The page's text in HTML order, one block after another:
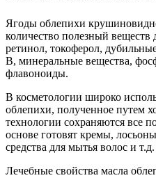
Ягоды облепихи
количество полезный
ретинол, токоферол,
В, минеральные вещества,
флавоноиды.
В косметологии широко
облепихи, полученное путем
технологии сохраняются все
основе готовят кремы,
средства для мытья волос и т.д.
Лечебные свойства масла